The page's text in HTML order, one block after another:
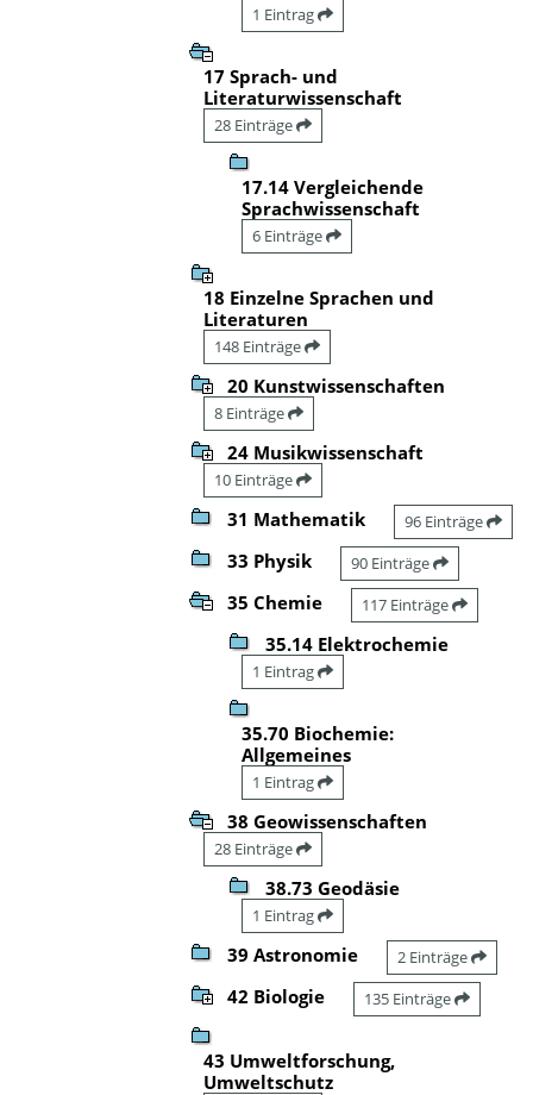
1 Eintrag
17 Sprach- und
Literaturwissenschaft
28 Einträge
17.14 Vergleichende
Sprachwissenschaft
6 Einträge
18 Einzelne Sprachen und
Literaturen
148 Einträge
20 Kunstwissenschaften
8 Einträge
24 Musikwissenschaft
10 Einträge
31 Mathematik 96 Einträge
33 Physik 90 Einträge
35 Chemie 117 Einträge
35.14 Elektrochemie
1 Eintrag
35.70 Biochemie:
Allgemeines
1 Eintrag
38 Geowissenschaften
28 Einträge
38.73 Geodäsie
1 Eintrag
39 Astronomie 2 Einträge
42 Biologie 135 Einträge
43 Umweltforschung,
Umweltschutz